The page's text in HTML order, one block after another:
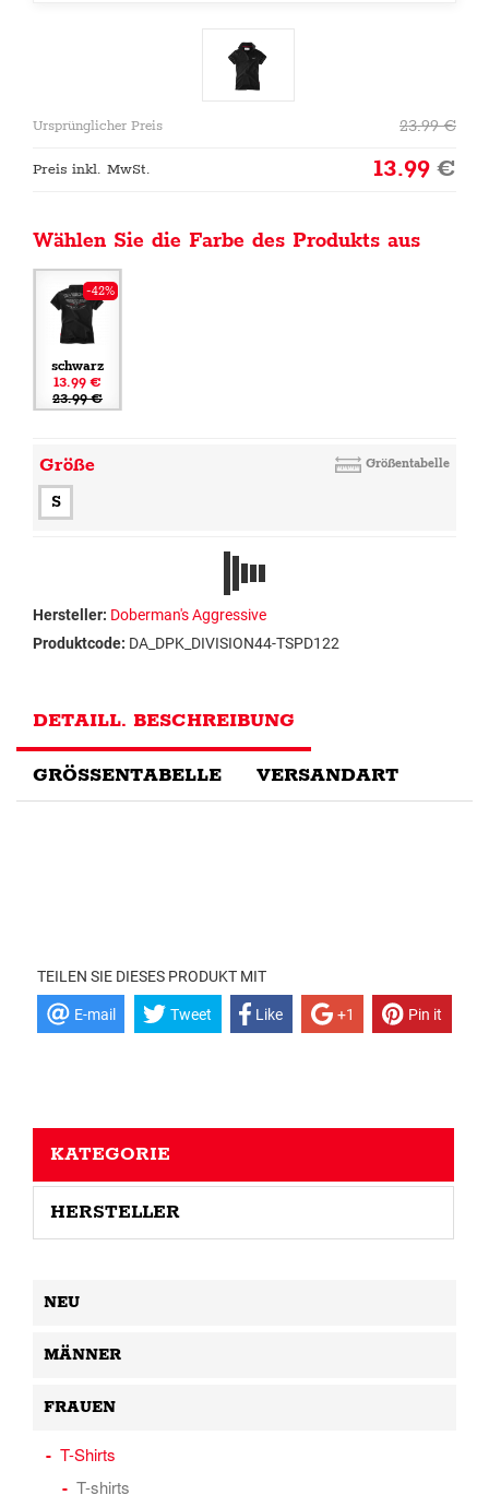
Ursprünglicher Preis 23.99€
Preis inkl. MwSt. 13.99€
Wählen Sie die Farbe des Produkts aus
-42%
schwarz
13.99 €
23.99 €
Größe Größentabelle
S
Hersteller: Doberman's Aggressive
Produktcode: DA_DPK_DIVISION44-TSPD122
DETAILL. BESCHREIBUNG
GRÖSSENTABELLE VERSANDART
TEILEN SIE DIESES PRODUKT MIT
E-mail Tweet Like +1 Pin it
KATEGORIE
HERSTELLER
NEU
MÄNNER
FRAUEN
T-Shirts
T-shirts